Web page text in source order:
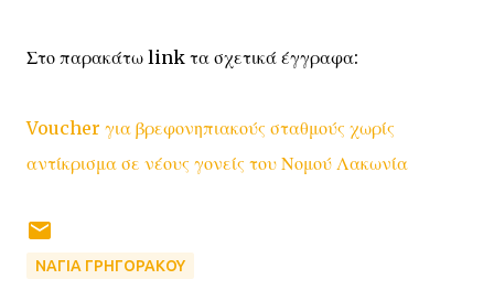
Στο παρακάτω link τα σχετικά έγγραφα:
Voucher για βρεφονηπιακούς σταθμούς χωρίς
αντίκρισμα σε νέους γονείς του Νομού Λακωνία
ΝΑΓΙΑ ΓΡΗΓΟΡΑΚΟΥ